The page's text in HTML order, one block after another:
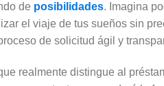
de posibilidades. Imagina
el viaje de tus sueños sin
de solicitud ágil y
realmente distingue al